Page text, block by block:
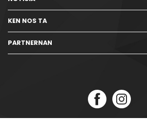
KEN NOS TA
PARTNERNAN